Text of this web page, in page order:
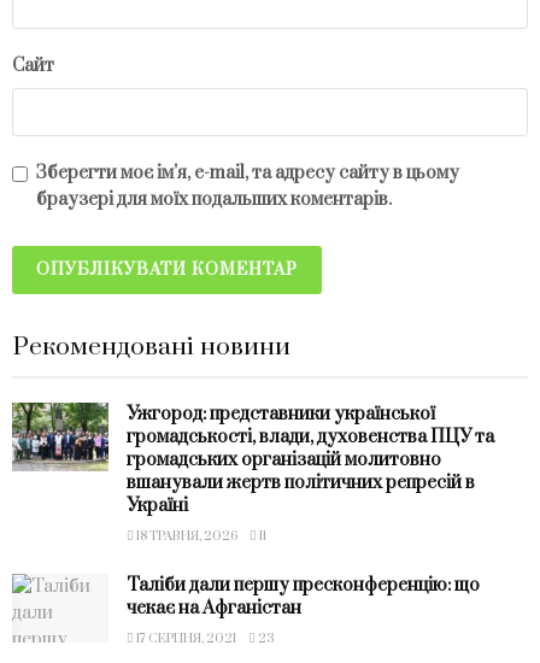
Сайт
Зберегти моє ім'я, e-mail, та адресу сайту в цьому
браузері для моїх подальших коментарів.
Рекомендовані новини
Ужгород: представники української
громадськості, влади, духовенства ПЦУ та
громадських організацій молитовно
вшанували жертв політичних репресій в
Україні
18 ТРАВНЯ, 2026 11
Таліби дали першу пресконференцію: що
чекає на Афганістан
17 СЕРПНЯ, 2021 23